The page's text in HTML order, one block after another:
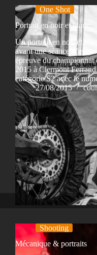
One Shot
Portrait en noir et blanc
Un portrait en noir et
avant une séance
épreuve du championnat
2015 à Clermont
catégorie S2 avec le
27/08/2015
Shooting
Mécanique & portraits